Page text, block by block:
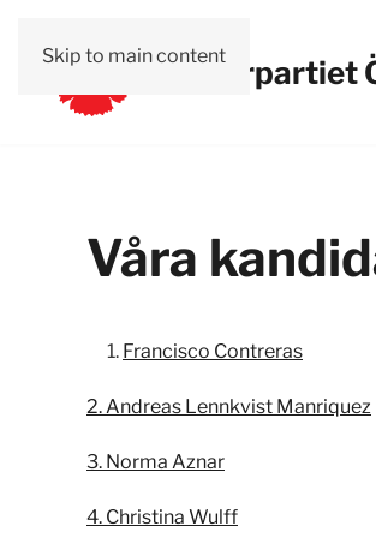
Skip to main contentVänsterpartiet
Våra
Francisco Contreras
2. Andreas Lennkvist Manriquez
3. Norma Aznar
4. Christina Wulff